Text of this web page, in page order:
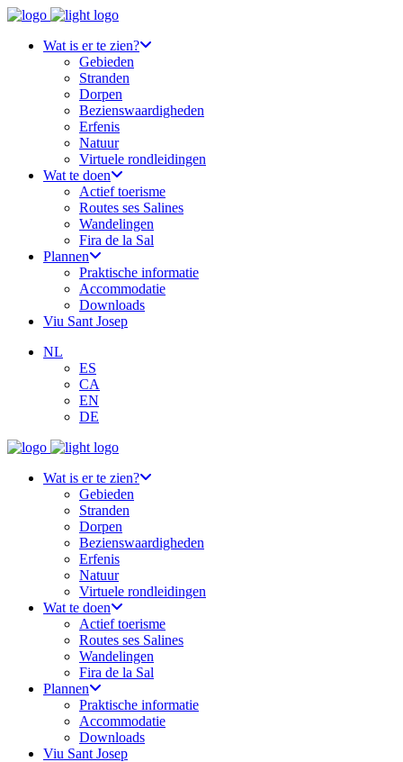
Wat is er te zien?
Gebieden
Stranden
Dorpen
Bezienswaardigheden
Erfenis
Natuur
Virtuele rondleidingen
Wat te doen
Actief toerisme
Routes ses Salines
Wandelingen
Fira de la Sal
Plannen
Praktische informatie
Accommodatie
Downloads
Viu Sant Josep
NL
ES
CA
EN
DE
Wat is er te zien?
Gebieden
Stranden
Dorpen
Bezienswaardigheden
Erfenis
Natuur
Virtuele rondleidingen
Wat te doen
Actief toerisme
Routes ses Salines
Wandelingen
Fira de la Sal
Plannen
Praktische informatie
Accommodatie
Downloads
Viu Sant Josep